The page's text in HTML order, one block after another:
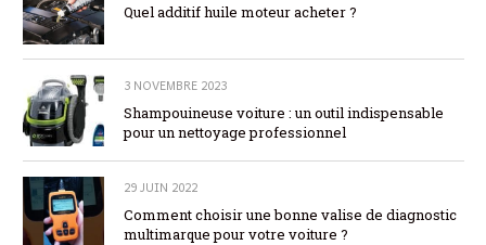
Quel additif huile moteur acheter ?
3 NOVEMBRE 2023
Shampouineuse voiture : un outil indispensable
pour un nettoyage professionnel
29 JUIN 2022
Comment choisir une bonne valise de diagnostic
multimarque pour votre voiture ?